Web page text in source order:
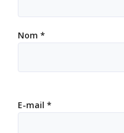
Nom *
E-mail *